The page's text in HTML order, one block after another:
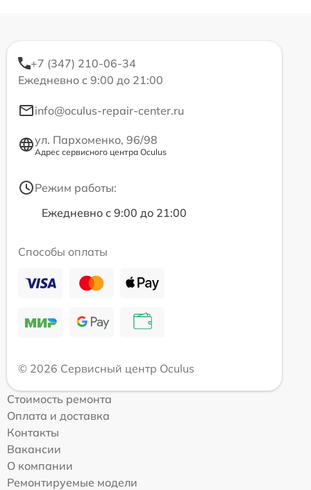
+7 (347) 210-06-34
Ежедневно с 9:00 до 21:00
info@oculus-repair-center.ru
ул. Пархоменко, 96/98
Адрес сервисного центра Oculus
Режим работы:
Ежедневно с 9:00 до 21:00
Способы оплаты
© 2026 Сервисный центр Oculus
Стоимость ремонта
Оплата и доставка
Контакты
Вакансии
О компании
Ремонтируемые модели